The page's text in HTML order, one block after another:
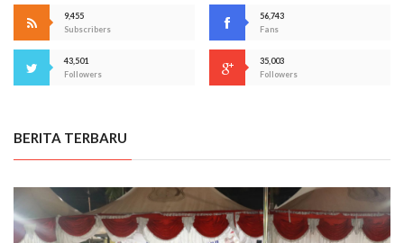
9,455
Subscribers
56,743
Fans
43,501
Followers
35,003
Followers
BERITA TERBARU